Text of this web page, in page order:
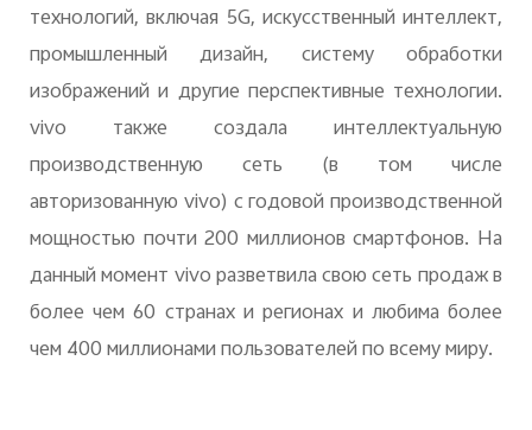
технологий, включая 5G, искусственный интеллект,
промышленный дизайн, систему обработки
изображений и другие перспективные технологии.
vivo также создала интеллектуальную
производственную сеть (в том числе
авторизованную vivo) с годовой производственной
мощностью почти 200 миллионов смартфонов. На
данный момент vivo разветвила свою сеть продаж в
более чем 60 странах и регионах и любима более
чем 400 миллионами пользователей по всему миру.